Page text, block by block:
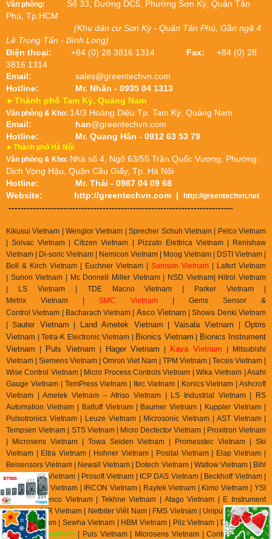
Văn phòng: Số 33, Đường DC5, Phường Sơn Kỳ, Quận Tân
Phú, Tp.HCM
(Khu dân cư Sơn Kỳ - Quận Tân Phú, Gần ngã 4
Lê Trọng Tấn - Bình Long)
Điện thoại: +84 (0) 28 3816 1314 Fax: +84 (0) 28
3816 1314
Email:
sales@greentechvn.com
Hotline:
Mr. Nhân - 0935 04 1313
►Thành phố Tam Kỳ, Quảng Nam
Văn phòng & Kho: 14/3 Hoàng Diệu Tp. Tam Kỳ, Quảng Nam
Email:
han@greentechvn.com
Hotline:
Mr. Quang Hân - 0912 63 53 79
►Thành phố Hà Nội
Văn phòng & Kho: Nhà số 4, Ngõ 63/55 Trần Quốc Vượng, Phường
Dịch Vọng Hậu, Quận Cầu Giấy, Tp. Hà Nội
Hotline:
Mr. Thái - 0987 04 09 68
Website: http://greentechvn.com | http://greentechvn.net
--------------------------------------------------------------------------
Kikusui Vietnam | Wenglor Vietnam | Sprecher Schuh Vietnam | Pelco Vietnam
| Solvac Vietnam | Citizen Vietnam | Pizzato Elettrica Vietnam| Renishaw
Vietnam | Di-soric Vietnam | Nemicon Vietnam | Moog Vietnam | DSTI Vietnam |
Boll & Kirch Vietnam | Euchner Vietnam | Samson Vietnam | Lafert Vietnam
| Sunon Vietnam | Mc Donnell Miller Vietnam | NSD Vietnam| Hitrol Vietnam
| LS Vietnam | TDE Macno Vietnam | Parker Vietnam |
MetrixVietnam |SMC Vietnam| Gems Sensor &
ControlVietnam | Bacharach Vietnam | Asco Vietnam |Showa Denki Vietnam
| Sauter Vietnam | Land Ametek Vietnam | Vaisala Vietnam |Optris
Vietnam | Tetra-K Electronic Vietnam | Bionics Vietnam | Bionics Instrument
Vietnam | Puls Vietnam | Hager Vietnam | Kava Vietnam | Mitsubishi
Vietnam | Siemens Vietnam | Omron Viet Nam | TPM Vietnam | Tecsis Vietnam |
Wise Control Vietnam | Micro Process Controls Vietnam | Wika Vietnam | Asahi
Gauge Vietnam | TemPress Vietnam | Itec Vietnam | Konics Vietnam | Ashcroft
Vietnam | Ametek Vietnam – Afriso Vietnam | LS Industrial Vietnam | RS
Automation Vietnam | Balluff Vietnam | Baumer Vietnam | Kuppler Vietnam |
Pulsotronics Vietnam | Leuze Vietnam | Microsonic Vietnam | AST Vietnam |
Tempsen Vietnam | STS Vietnam | Micro Dectector Vietnam | Proxitron Vietnam
| Microsens Vietnam | Towa Seiden Vietnam | Promesstec Vietnam | Ski
Vietnam | Eltra Vietnam | Hohner Vietnam | Posital Vietnam | Elap Vietnam |
Beisensors Vietnam | Newall Vietnam | Dotech Vietnam | Watlow Vietnam | Bihl
Weidemann Vietnam | Prosoft Vietnam | ICP DAS Vietnam | Beckhoff Vietnam |
Keller M S R Vietnam | IRCON Vietnam | Raytek Vietnam | Kimo Vietnam | YSI
Vietnam | Jenco Vietnam | Tekhne Vietnam | Atago Vietnam | E Instrument
Vietnam | IMR Vietnam | Netbiter Viêt Nam | FMS Vietnam | Unipulse Vietnam |
Migun Vietnam | Sewha Vietnam | HBM Vietnam | Pilz Vietnam | Dold Vietnam
|EBMpapst Vietnam | Puls Vietnam | Microsens Vietnam | Controller Sensor